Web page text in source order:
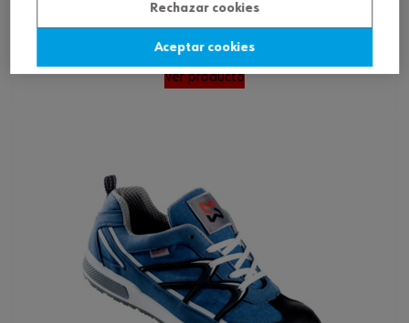
Ver producto
Rechazar cookies
Aceptar cookies